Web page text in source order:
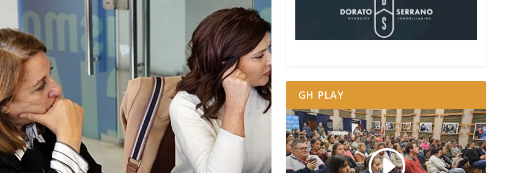
GH PLAY